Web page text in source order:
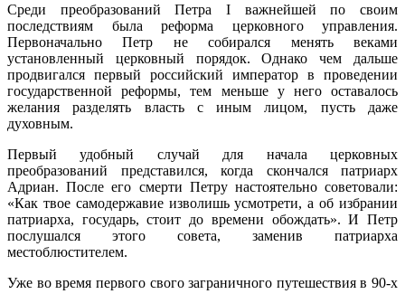
Среди преобразований Петра I важнейшей по своим
последствиям была реформа церковного управления.
Первоначально Петр не собирался менять веками
установленный церковный порядок. Однако чем дальше
продвигался первый российский император в проведении
государственной реформы, тем меньше у него оставалось
желания разделять власть с иным лицом, пусть даже
духовным.
Первый удобный случай для начала церковных
преобразований представился, когда скончался патриарх
Адриан. После его смерти Петру настоятельно советовали:
«Как твое самодержавие изволишь усмотрети, а об избрании
патриарха, государь, стоит до времени обождать». И Петр
послушался этого совета, заменив патриарха
местоблюстителем.
Уже во время первого свого заграничного путешествия в 90-х